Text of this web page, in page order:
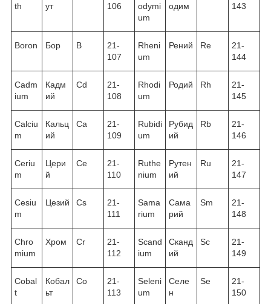
th
ут
106
odymi
um
одим
143
Boron Бор B
21-
107
Rheni
um
Рений Re
21-
144
Cadm
ium
Кадм
ий
Cd
21-
108
Rhodi
um
Родий Rh
21-
145
Calciu
m
Кальц
ий
Ca
21-
109
Rubidi
um
Рубид
ий
Rb
21-
146
Ceriu
m
Цери
й
Ce
21-
110
Ruthe
nium
Рутен
ий
Ru
21-
147
Cesiu
m
Цезий Cs
21-
111
Sama
rium
Сама
рий
Sm
21-
148
Chro
mium
Хром Cr
21-
112
Scand
ium
Сканд
ий
Sc
21-
149
Cobal
t
Кобал
ьт
Co
21-
113
Seleni
um
Селе
н
Se
21-
150